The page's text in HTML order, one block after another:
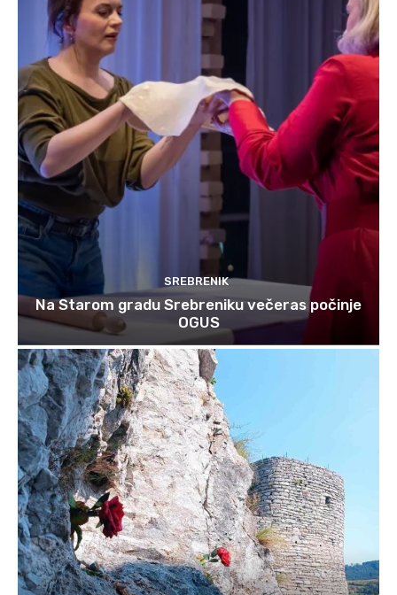
SREBRENIK
Na Starom gradu Srebreniku večeras počinje
OGUS